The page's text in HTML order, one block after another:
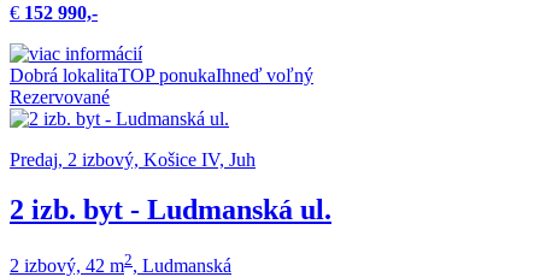
€ 152 990,-
Dobrá lokalitaTOP ponukaIhneď voľný
Rezervované
Predaj, 2 izbový, Košice IV, Juh
2 izb. byt - Ludmanská ul.
2 izbový, 42 m2, Ludmanská